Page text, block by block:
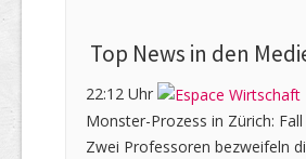
Top News in den
22:12 Uhr
Monster-Prozess in Zürich: Fall
Zwei Professoren bezweifeln